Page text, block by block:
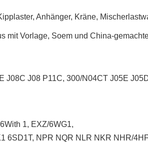
Anhänger, Kräne,
Vorlage, Soem und China-
J08C J08 P11C, 300/N04CT J05E
1, EXZ/6WG1,
6SD1T, NPR NQR NLR NKR NHR/